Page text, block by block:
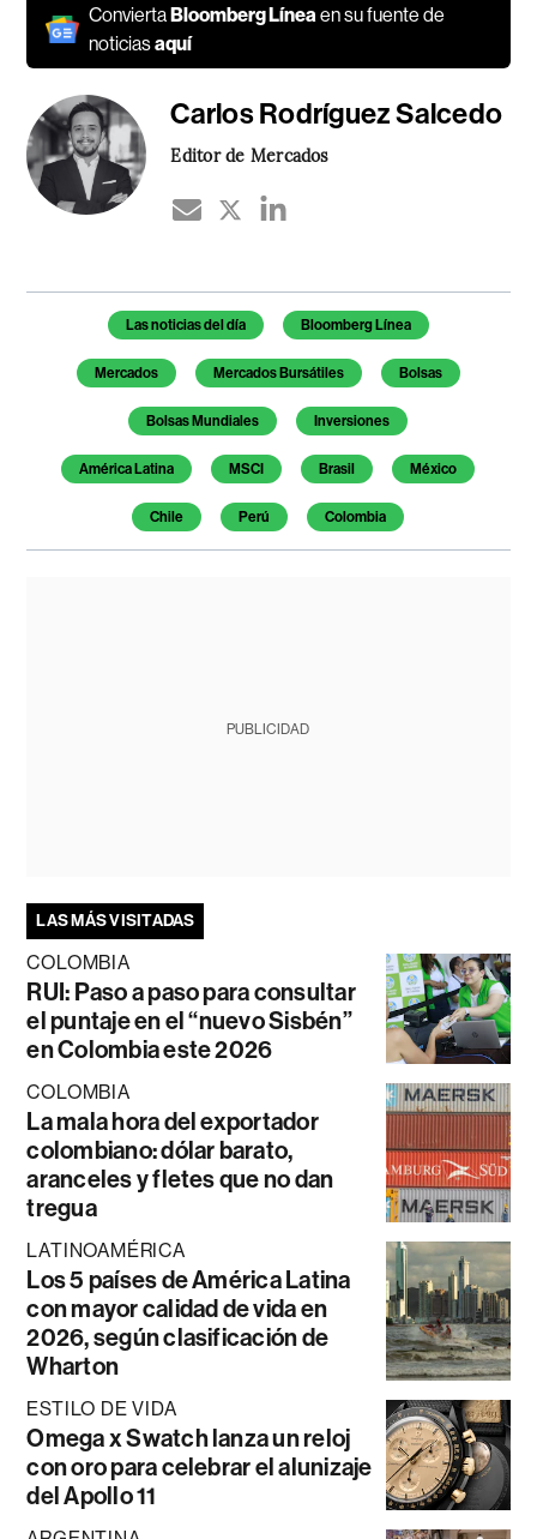
ConviertaBloomberg Línea en su fuente de
noticiasaquí
Carlos Rodríguez Salcedo
Editor de Mercados
Temas de este artículo
Las noticias del día Bloomberg Línea
Mercados Mercados Bursátiles Bolsas
Bolsas Mundiales Inversiones
América Latina MSCI Brasil México
Chile Perú Colombia
PUBLICIDAD
LAS MÁS VISITADAS
COLOMBIA
RUI: Paso a paso para consultar
el puntaje en el “nuevo Sisbén”
en Colombia este 2026
COLOMBIA
La mala hora del exportador
colombiano: dólar barato,
aranceles y fletes que no dan
tregua
LATINOAMÉRICA
Los 5 países de América Latina
con mayor calidad de vida en
2026, según clasificación de
Wharton
ESTILO DE VIDA
Omega x Swatch lanza un reloj
con oro para celebrar el alunizaje
del Apollo 11